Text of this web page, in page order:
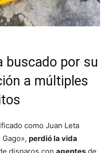
buscado por su
a múltiples
como Juan Leta
Gago», perdió la vida